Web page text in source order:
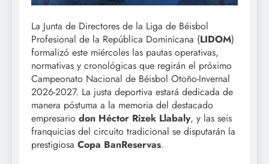
La Junta de Directores de la Liga de Béisbol
Profesional de la República Dominicana (LIDOM)
formalizó este miércoles las pautas operativas,
normativas y cronológicas que regirán el próximo
Campeonato Nacional de Béisbol Otoño-Invernal
2026-2027. La justa deportiva estará dedicada de
manera póstuma a la memoria del destacado
empresario don Héctor Rizek Llabaly, y las seis
franquicias del circuito tradicional se disputarán la
prestigiosa Copa BanReservas.